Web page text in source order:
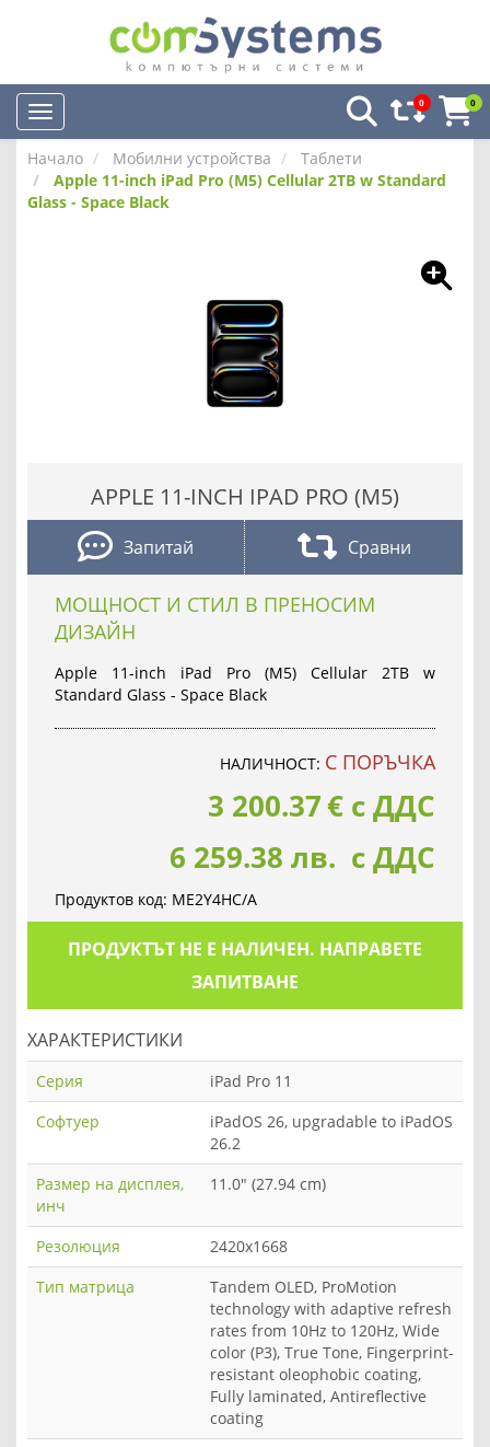
0 0
Начало Мобилни устройства
Таблети
Apple 11-inch iPad Pro (M5) Cellular 2TB w Standard
Glass - Space Black
APPLE 11-INCH IPAD PRO (M5)
Запитай Сравни
МОЩНОСТ И СТИЛ В ПРЕНОСИМ
ДИЗАЙН
Apple 11-inch iPad Pro (M5) Cellular 2TB w
Standard Glass - Space Black
НАЛИЧНОСТ: С ПОРЪЧКА
3 200.37€ с ДДС
6 259.38 лв. с ДДС
Продуктов код: ME2Y4HC/A
ПРОДУКТЪТ НЕ Е НАЛИЧЕН. НАПРАВЕТЕ
ЗАПИТВАНЕ
ХАРАКТЕРИСТИКИ
Серия
iPad Pro 11
Софтуер
iPadOS 26, upgradable to iPadOS
26.2
Размер на дисплея,
инч
11.0" (27.94 cm)
Резолюция
2420x1668
Тип матрица
Tandem OLED, ProMotion
technology with adaptive refresh
rates from 10Hz to 120Hz, Wide
color (P3), True Tone, Fingerprint-
resistant oleophobic coating,
Fully laminated, Antireflective
coating